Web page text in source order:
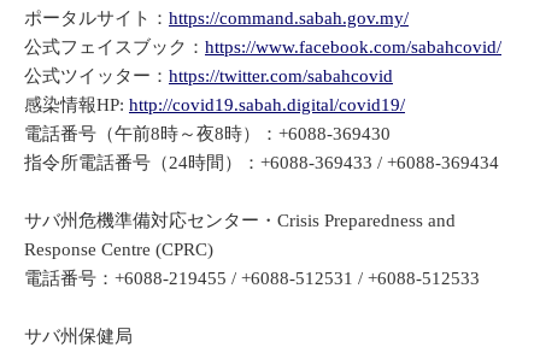
ポータルサイト： https://command.sabah.gov.my/
公式フェイスブック： https://www.facebook.com/sabahcovid/
公式ツイッター： https://twitter.com/sabahcovid
感染情報HP: http://covid19.sabah.digital/covid19/
電話番号（午前8時～夜8時）：+6088-369430
指令所電話番号（24時間）：+6088-369433 / +6088-369434
サバ州危機準備対応センター・Crisis Preparedness and
Response Centre (CPRC)
電話番号：+6088-219455 / +6088-512531 / +6088-512533
サバ州保健局